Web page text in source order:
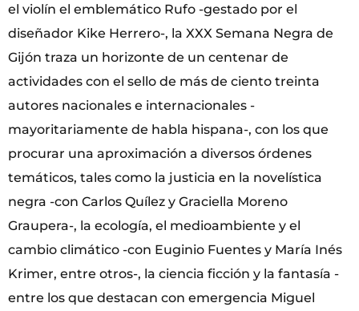
el violín el emblemático Rufo -gestado por el
diseñador Kike Herrero-, la XXX Semana Negra de
Gijón traza un horizonte de un centenar de
actividades con el sello de más de ciento treinta
autores nacionales e internacionales -
mayoritariamente de habla hispana-, con los que
procurar una aproximación a diversos órdenes
temáticos, tales como la justicia en la novelística
negra -con Carlos Quílez y Graciella Moreno
Graupera-, la ecología, el medioambiente y el
cambio climático -con Euginio Fuentes y María Inés
Krimer, entre otros-, la ciencia ficción y la fantasía -
entre los que destacan con emergencia Miguel